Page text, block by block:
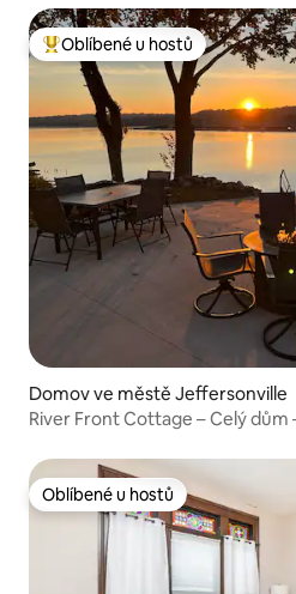
Nejlepší v kategorii Oblíbené u
Oblíbené u hostů
Domov ve městě Jeffersonville
River Front Cottage – Celý dům
Oblíbené u hostů
Oblíbené u hostů